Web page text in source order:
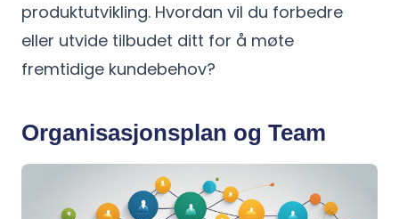
produktutvikling. Hvordan vil du forbedre
eller utvide tilbudet ditt for å møte
fremtidige kundebehov?
Organisasjonsplan og Team